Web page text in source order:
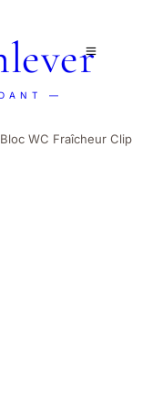
—
WC Fraîcheur Clip